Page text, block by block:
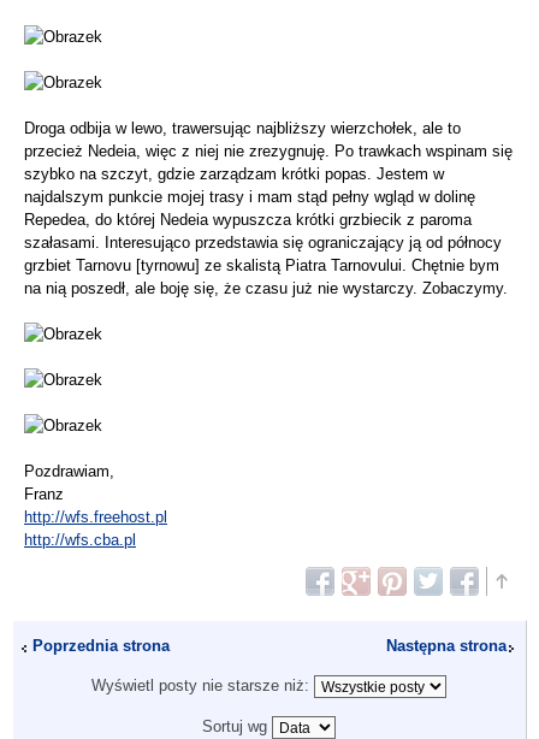
Droga odbija w lewo, trawersując najbliższy wierzchołek, ale to
przecież Nedeia, więc z niej nie zrezygnuję. Po trawkach wspinam się
szybko na szczyt, gdzie zarządzam krótki popas. Jestem w
najdalszym punkcie mojej trasy i mam stąd pełny wgląd w dolinę
Repedea, do której Nedeia wypuszcza krótki grzbiecik z paroma
szałasami. Interesująco przedstawia się ograniczający ją od północy
grzbiet Tarnovu [tyrnowu] ze skalistą Piatra Tarnovului. Chętnie bym
na nią poszedł, ale boję się, że czasu już nie wystarczy. Zobaczymy.
Pozdrawiam,
Franz
http://wfs.freehost.pl
http://wfs.cba.pl
Poprzednia strona Następna strona
Wyświetl posty nie starsze niż:
Sortuj wg